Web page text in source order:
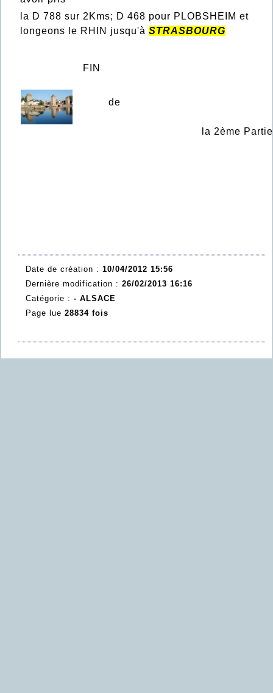
la D 788 sur 2Kms; D 468 pour PLOBSHEIM et
longeons le RHIN jusqu'à STRASBOURG
FIN
de
la 2ème Partie
Date de création : 10/04/2012 15:56
Dernière modification : 26/02/2013 16:16
Catégorie : - ALSACE
Page lue 28834 fois